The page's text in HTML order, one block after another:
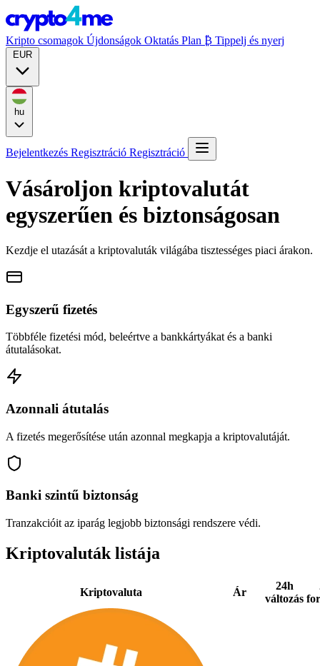
Kripto csomagok Újdonságok Oktatás Plan ₿ Tippelj és nyerj
Bejelentkezés Regisztráció Regisztráció
Vásároljon kriptovalutát
egyszerűen és biztonságosan
Kezdje el utazását a kriptovaluták világába tisztességes piaci árakon.
Egyszerű fizetés
Többféle fizetési mód, beleértve a bankkártyákat és a banki
átutalásokat.
Azonnali átutalás
A fizetés megerősítése után azonnal megkapja a kriptovalutáját.
Banki szintű biztonság
Tranzakcióit az iparág legjobb biztonsági rendszere védi.
Kriptovaluták listája
Kriptovaluta Ár
24h
változás